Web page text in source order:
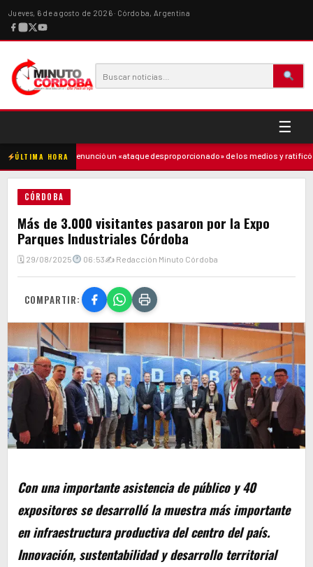
Jueves, 6 de agosto de 2026 · Córdoba, Argentina
☰
ÚLTIMA HORA
· Milei denunció un «ataque desproporcionado» de los medios y ratificó el
CÓRDOBA
Más de 3.000 visitantes pasaron por la Expo
Parques Industriales Córdoba
🗓 29/08/2025 06:53✍ Redacción Minuto Córdoba
COMPARTIR:
Con una importante asistencia de público y 40
expositores se desarrolló la muestra más importante
en infraestructura productiva del centro del país.
Innovación, sustentabilidad y desarrollo territorial